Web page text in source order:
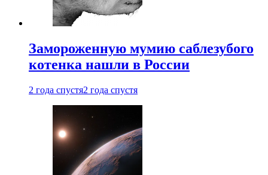
Замороженную мумию саблезубого
котенка нашли в России
2 года спустя2 года спустя